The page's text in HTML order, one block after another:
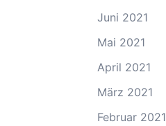
Juni 2021
Mai 2021
April 2021
März 2021
Februar 2021